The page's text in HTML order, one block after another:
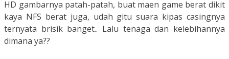
HD gambarnya patah-patah, buat maen game berat dikit
kaya NFS berat juga, udah gitu suara kipas casingnya
ternyata brisik banget.. Lalu tenaga dan kelebihannya
dimana ya??